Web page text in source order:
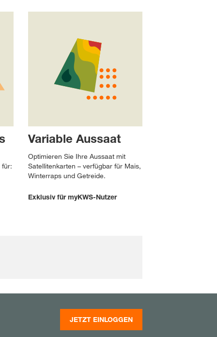
für:
Variable Aussaat
Optimieren Sie Ihre Aussaat mit
Satellitenkarten – verfügbar für Mais,
Winterraps und Getreide.
Exklusiv für myKWS-Nutzer
JETZT EINLOGGEN